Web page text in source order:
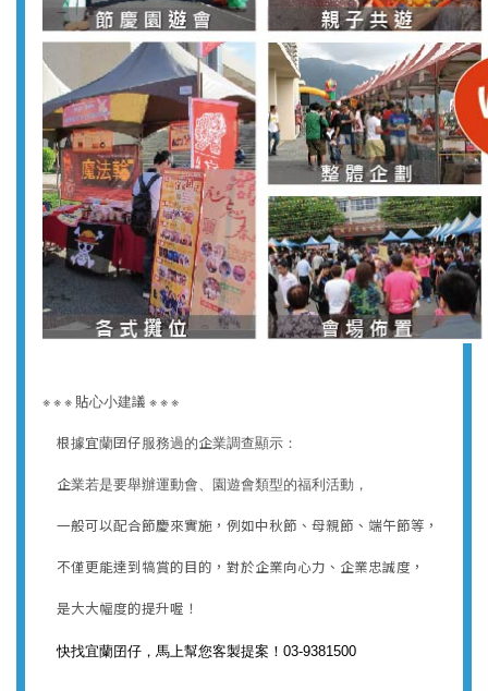
※ ※ ※ 貼心小建議 ※ ※ ※
根據宜蘭囝仔服務過的企業調查顯示：
企業若是要舉辦運動會、園遊會類型的福利活動，
一般可以配合節慶來實施，例如中秋節、母親節、端午節等，
不僅更能達到犒賞的目的，對於企業向心力、企業忠誠度，
是大大幅度的提升喔！
快找宜蘭囝仔，馬上幫您客製提案！03-9381500